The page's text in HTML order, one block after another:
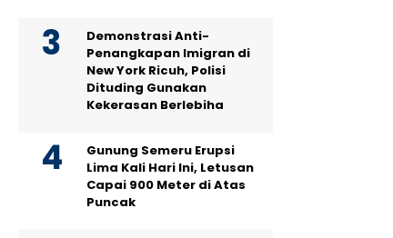
Demonstrasi Anti-
Penangkapan Imigran di
New York Ricuh, Polisi
Dituding Gunakan
Kekerasan Berlebiha
Gunung Semeru Erupsi
Lima Kali Hari Ini, Letusan
Capai 900 Meter di Atas
Puncak